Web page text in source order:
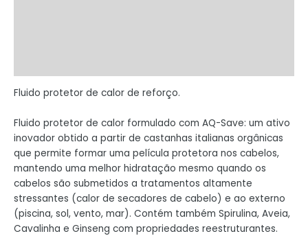
Fluido protetor de calor de reforço.
Fluido protetor de calor formulado com AQ-Save: um ativo
inovador obtido a partir de castanhas italianas orgânicas
que permite formar uma película protetora nos cabelos,
mantendo uma melhor hidratação mesmo quando os
cabelos são submetidos a tratamentos altamente
stressantes (calor de secadores de cabelo) e ao externo
(piscina, sol, vento, mar). Contém também Spirulina, Aveia,
Cavalinha e Ginseng com propriedades reestruturantes.